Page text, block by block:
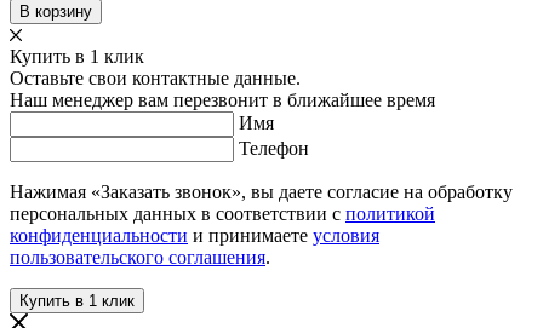
В корзину
Купить в 1 клик
Оставьте свои контактные данные.
Наш менеджер вам перезвонит в ближайшее время
Имя
Телефон
Нажимая «Заказать звонок», вы даете согласие на обработку
персональных данных в соответствии с политикой
конфиденциальности и принимаете условия
пользовательского соглашения.